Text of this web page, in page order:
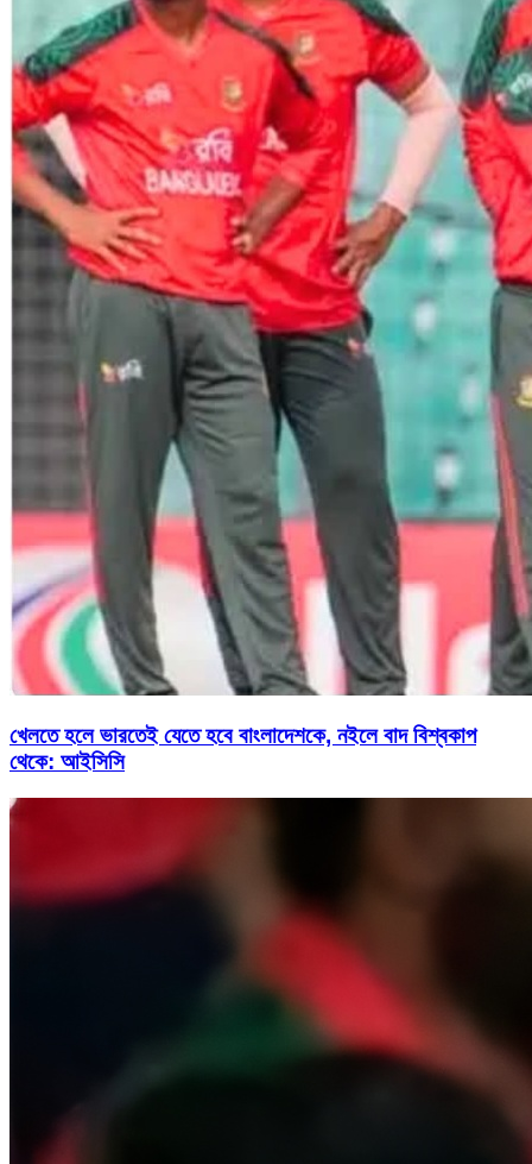
খেলতে হলে ভারতেই যেতে হবে বাংলাদেশকে, নইলে বাদ বিশ্বকাপ
থেকে: আইসিসি